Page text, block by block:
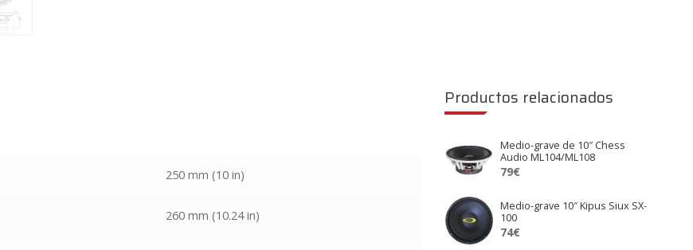
250 mm (10 in)
260 mm (10.24 in)
Productos relacionados
Medio-grave de 10″ Chess
Audio ML104/ML108
79€
Medio-grave 10″ Kipus Siux SX-
100
74€